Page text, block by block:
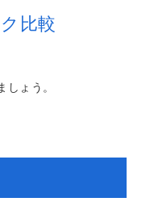
比較
ょう。